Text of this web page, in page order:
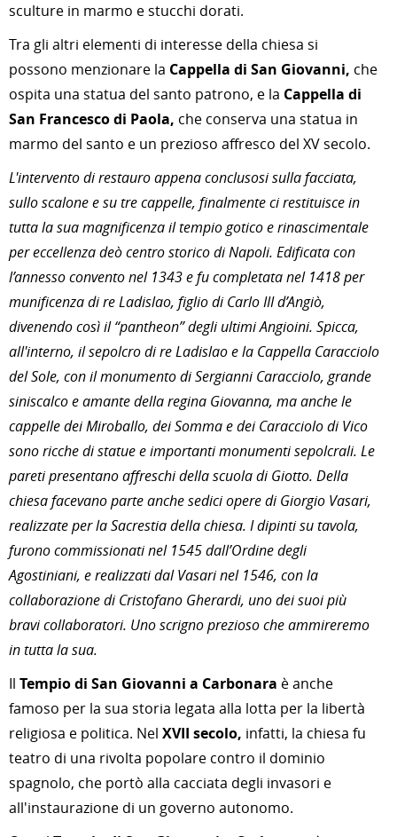
sculture in marmo e stucchi dorati.
Tra gli altri elementi di interesse della chiesa si
possono menzionare la Cappella di San Giovanni, che
ospita una statua del santo patrono, e la Cappella di
San Francesco di Paola, che conserva una statua in
marmo del santo e un prezioso affresco del XV secolo.
L'intervento di restauro appena conclusosi sulla facciata,
sullo scalone e su tre cappelle, finalmente ci restituisce in
tutta la sua magnificenza il tempio gotico e rinascimentale
per eccellenza deò centro storico di Napoli. Edificata con
l’annesso convento nel 1343 e fu completata nel 1418 per
munificenza di re Ladislao, figlio di Carlo III d’Angiò,
divenendo così il “pantheon” degli ultimi Angioini. Spicca,
all'interno, il sepolcro di re Ladislao e la Cappella Caracciolo
del Sole, con il monumento di Sergianni Caracciolo, grande
siniscalco e amante della regina Giovanna, ma anche le
cappelle dei Miroballo, dei Somma e dei Caracciolo di Vico
sono ricche di statue e importanti monumenti sepolcrali. Le
pareti presentano affreschi della scuola di Giotto. Della
chiesa facevano parte anche sedici opere di Giorgio Vasari,
realizzate per la Sacrestia della chiesa. I dipinti su tavola,
furono commissionati nel 1545 dall’Ordine degli
Agostiniani, e realizzati dal Vasari nel 1546, con la
collaborazione di Cristofano Gherardi, uno dei suoi più
bravi collaboratori. Uno scrigno prezioso che ammireremo
in tutta la sua.
Il Tempio di San Giovanni a Carbonara è anche
famoso per la sua storia legata alla lotta per la libertà
religiosa e politica. Nel XVII secolo, infatti, la chiesa fu
teatro di una rivolta popolare contro il dominio
spagnolo, che portò alla cacciata degli invasori e
all'instaurazione di un governo autonomo.